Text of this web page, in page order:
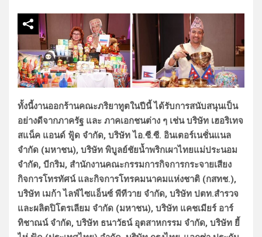
ทั้งนี้งานออกร้านคณะภริยาทูตในปีนี้ ได้รับการสนับสนุนเป็น
อย่างดีจากภาครัฐ และ ภาคเอกชนต่าง ๆ เช่น บริษัท เฮอริเทจ
สแน็ค แอนด์ ฟู้ด จำกัด, บริษัท ไอ.ซี.ซี. อินเตอร์เนชั่นแนล
จำกัด (มหาชน), บริษัท พิบูลย์ชัยน้ำพริกเผาไทยแม่ประนอม
จำกัด, บีกริม, สำนักงานคณะกรรมการกิจการกระจายเสียง
กิจการโทรทัศน์ และกิจการโทรคมนาคมแห่งชาติ (กสทช.),
บริษัท เมก้า ไลฟ์ไซแอ็นซ์ พีทีวาย จำกัด, บริษัท ปตท.สำรวจ
และผลิตปิโตรเลียม จำกัด (มหาชน), บริษัท แคชเมียร์ อาร์
ทิชาณน์ จำกัด, บริษัท ธนาวัธน์ อุตสาหกรรม จำกัด, บริษัท ยี้